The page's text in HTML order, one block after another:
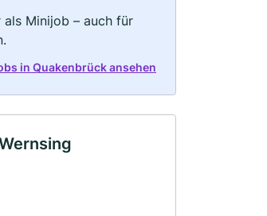
Minijob – auch für
in Quakenbrück ansehen